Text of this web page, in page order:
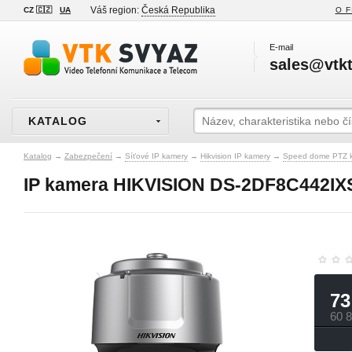
CZ 🇨🇿 UA Váš region: Česká Republika O
E-mail
KATALOG
Katalog → Zabezpečení → Síťové IP kamery → Hikvision IP kamery → Speed dome PTZ
IP kamera HIKVISION DS-
60